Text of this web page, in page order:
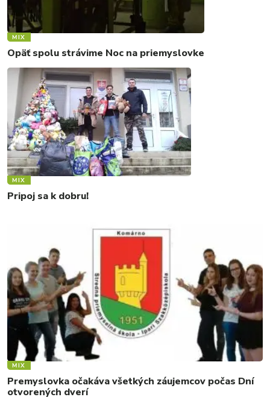
MIX
Opäť spolu strávime Noc na priemyslovke
MIX
Pripoj sa k dobru!
MIX
Premyslovka očakáva všetkých záujemcov počas Dní
otvorených dverí